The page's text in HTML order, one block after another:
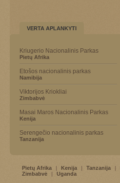
VERTA APLANKYTI
Kriugerio Nacionalinis Parkas
Pietų Afrika
Etošos nacionalinis parkas
Namibija
Viktorijos Kriokliai
Zimbabvė
Masai Maros Nacionalinis Parkas
Kenija
Serengečio nacionalinis parkas
Tanzanija
Pietų Afrika | Kenija | Tanzanija |
Zimbabvė
| Uganda